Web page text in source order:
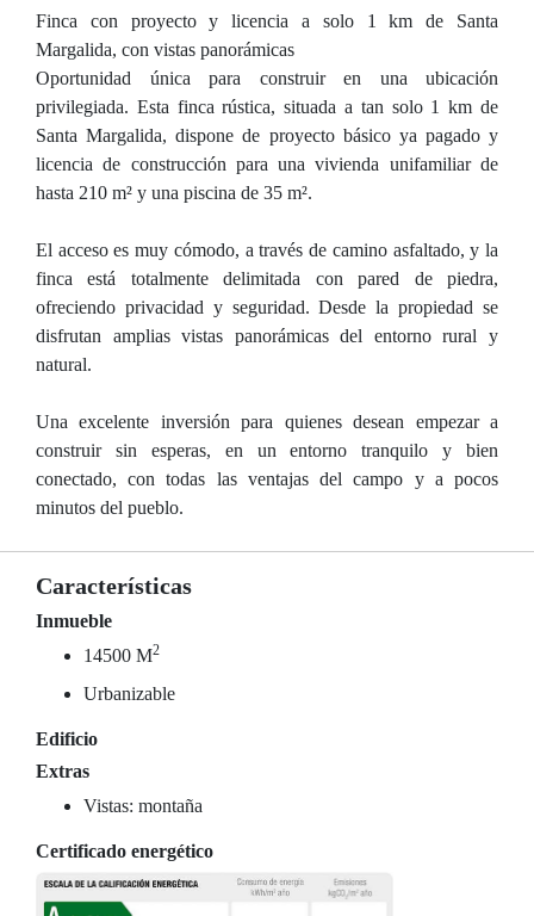
Finca con proyecto y licencia a solo 1 km de Santa
Margalida, con vistas panorámicas
Oportunidad única para construir en una ubicación
privilegiada. Esta finca rústica, situada a tan solo 1 km de
Santa Margalida, dispone de proyecto básico ya pagado y
licencia de construcción para una vivienda unifamiliar de
hasta 210 m² y una piscina de 35 m².
El acceso es muy cómodo, a través de camino asfaltado, y la
finca está totalmente delimitada con pared de piedra,
ofreciendo privacidad y seguridad. Desde la propiedad se
disfrutan amplias vistas panorámicas del entorno rural y
natural.
Una excelente inversión para quienes desean empezar a
construir sin esperas, en un entorno tranquilo y bien
conectado, con todas las ventajas del campo y a pocos
minutos del pueblo.
Características
Inmueble
14500 M2
Urbanizable
Edificio
Extras
Vistas: montaña
Certificado energético